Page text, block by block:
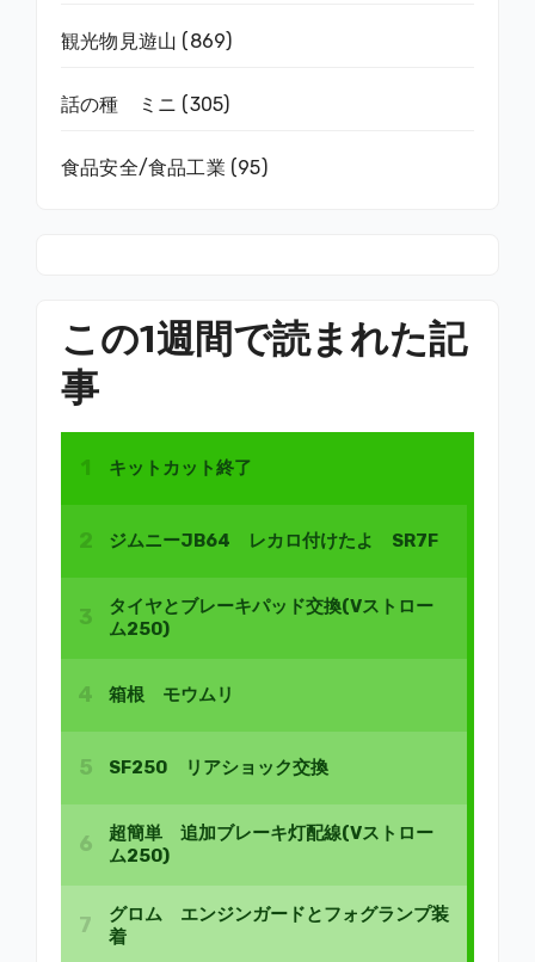
観光物見遊山 (869)
話の種 ミニ (305)
食品安全/食品工業 (95)
この1週間で読まれた記
事